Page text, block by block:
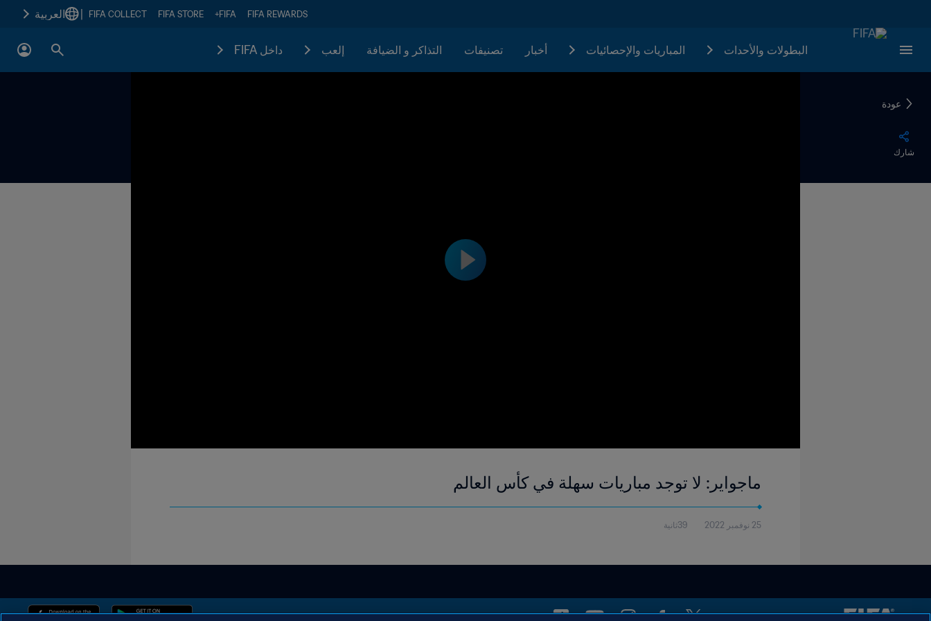
FIFA REWARDS
FIFA+
FIFA STORE
FIFA COLLECT العربية
البطولات والأحدات المباريات والإحصائيات أخبار تصنيفات التذاكر و الضيافة إلعب داخل FIFA
عودة
شارك
ماجواير: لا توجد مباريات سهلة في كأس العالم
25 نوفمبر 2022 39ثانية